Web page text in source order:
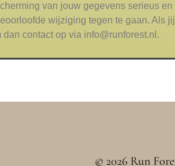
van jouw gegevens serieus
wijziging tegen te gaan. Als
contact op via info@runforest.nl.
© 2026 Run